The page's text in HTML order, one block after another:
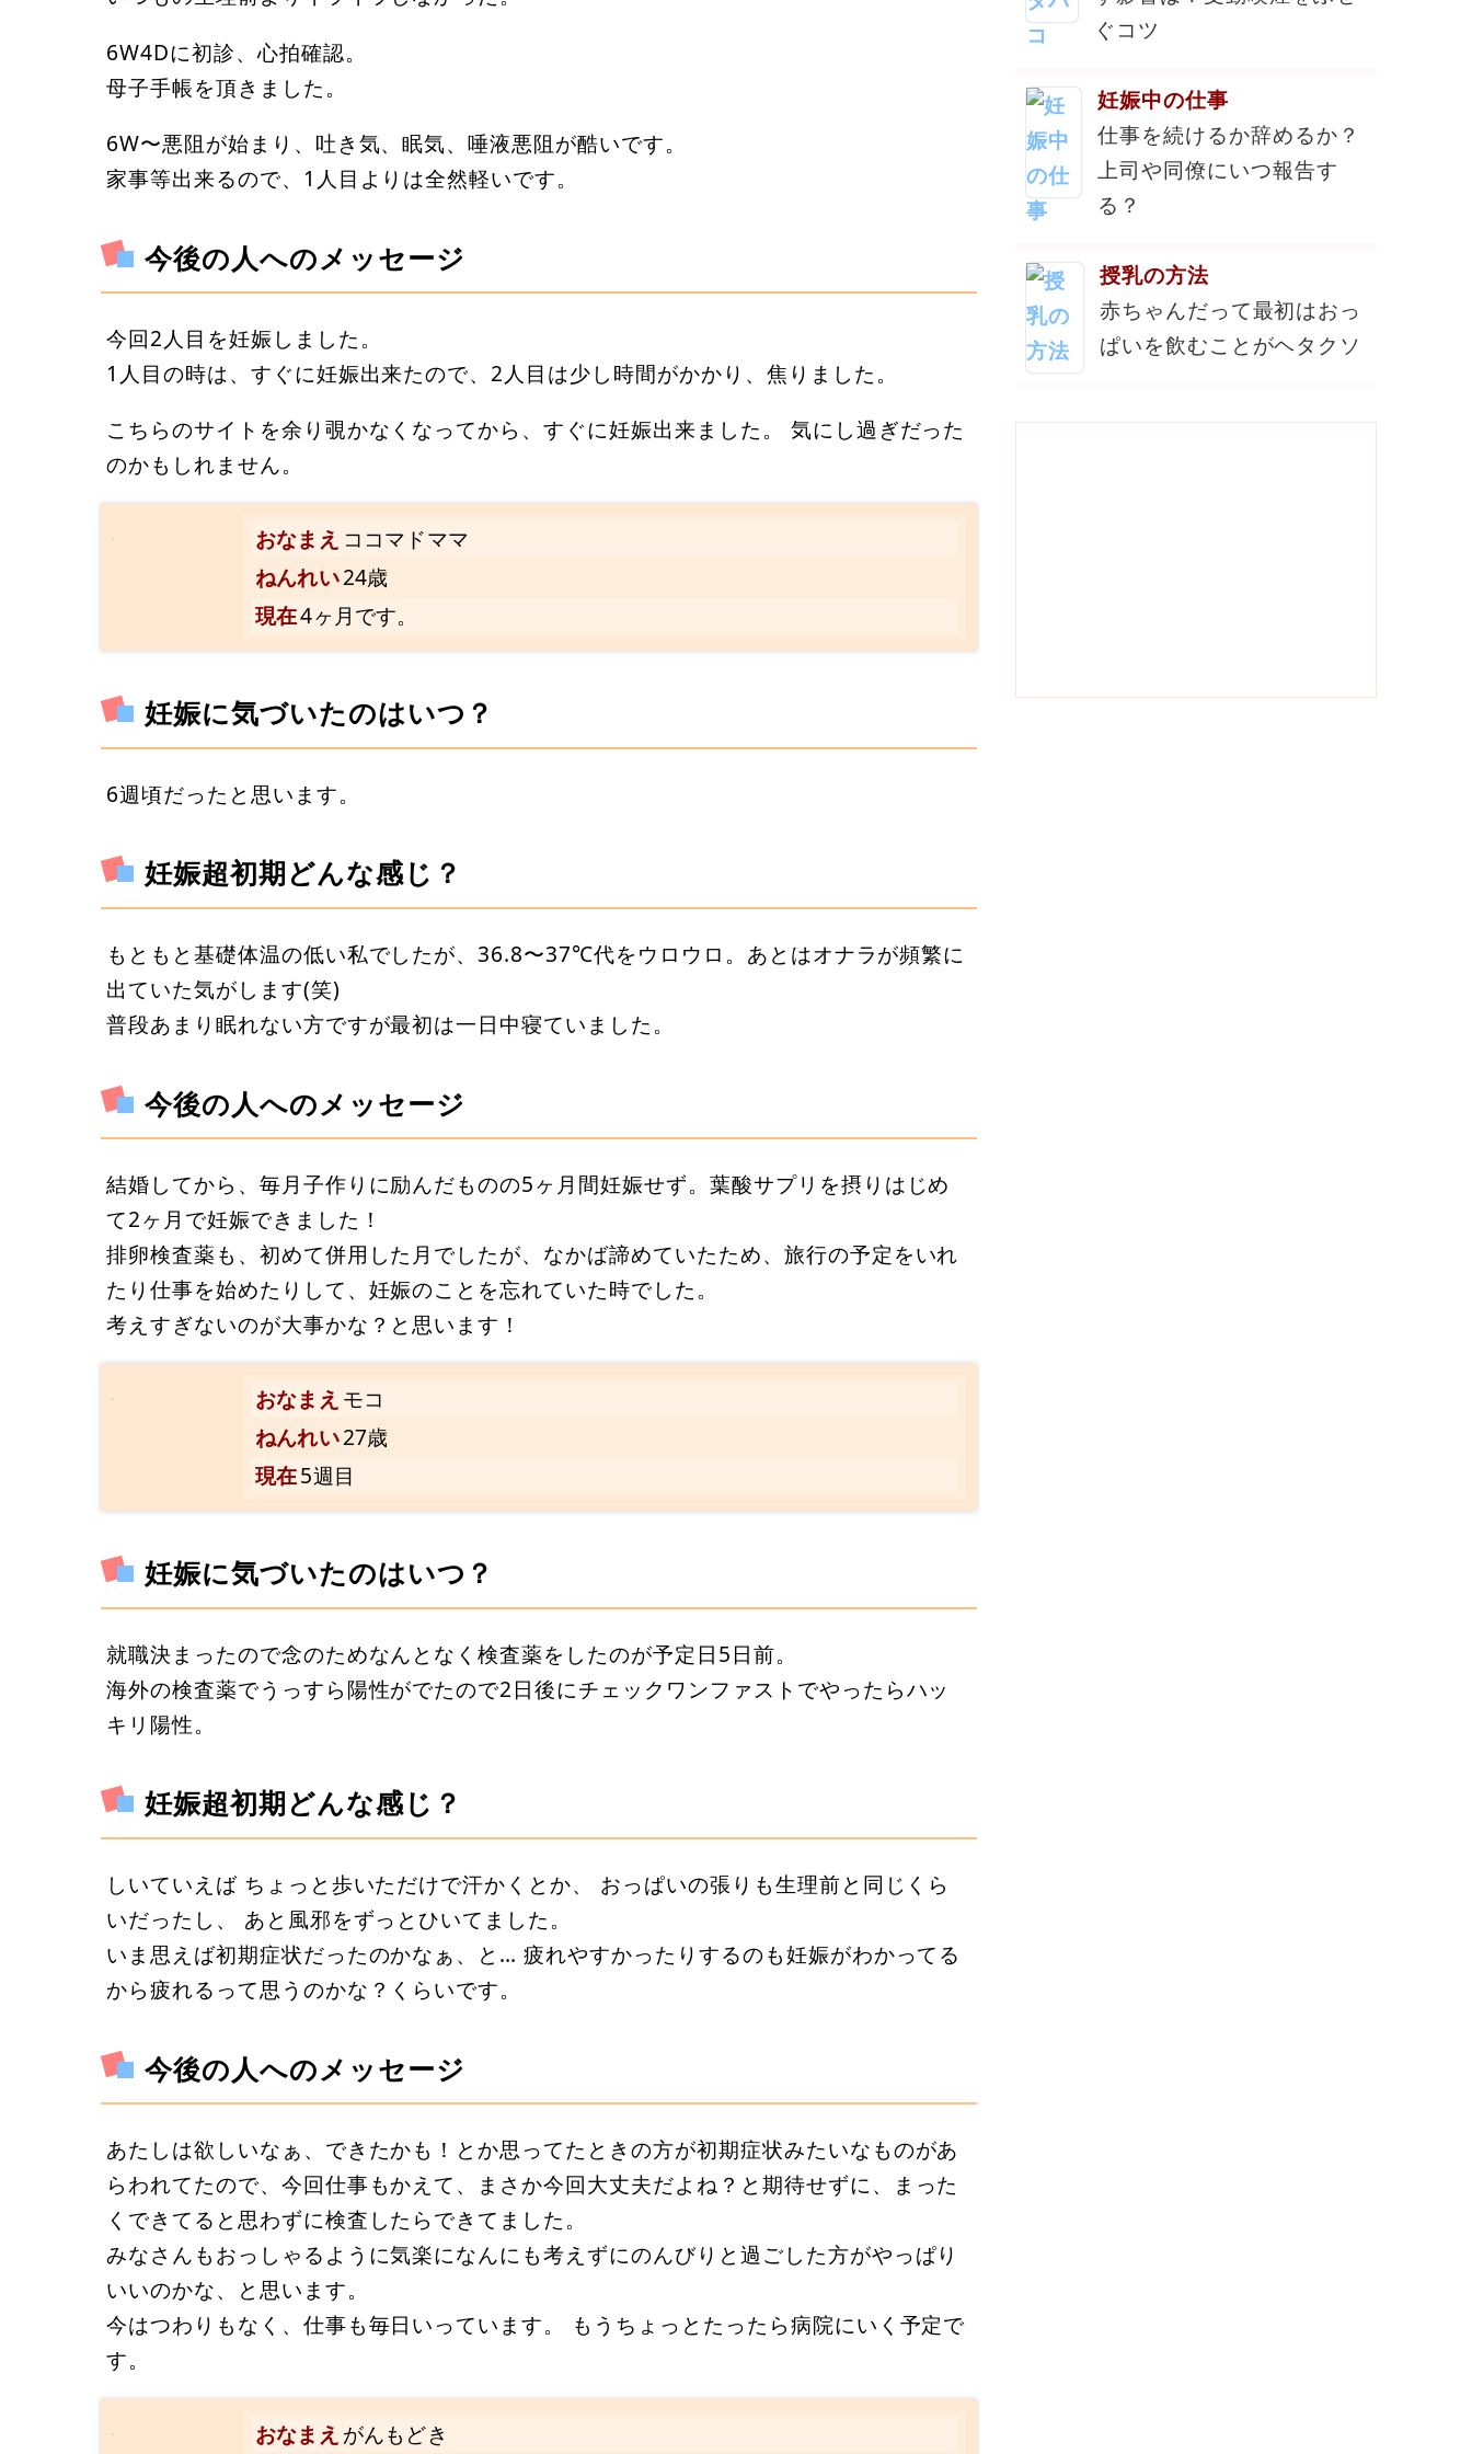
6W4Dに初診、心拍確認。
母子手帳を頂きました。
6W〜悪阻が始まり、吐き気、眠気、唾液悪阻が酷いです。
家事等出来るので、1人目よりは全然軽いです。
今後の人へのメッセージ
今回2人目を妊娠しました。
1人目の時は、すぐに妊娠出来たので、2人目は少し時間がかかり、焦りました。
こちらのサイトを余り覗かなくなってから、すぐに妊娠出来ました。 気にし過ぎだった
のかもしれません。
おなまえ ココマドママ
ねんれい24歳
現在4ヶ月です。
妊娠に気づいたのはいつ？
6週頃だったと思います。
妊娠超初期どんな感じ？
もともと基礎体温の低い私でしたが、36.8〜37℃代をウロウロ。あとはオナラが頻繁に
出ていた気がします(笑)
普段あまり眠れない方ですが最初は一日中寝ていました。
今後の人へのメッセージ
結婚してから、毎月子作りに励んだものの5ヶ月間妊娠せず。葉酸サプリを摂りはじめ
て2ヶ月で妊娠できました！
排卵検査薬も、初めて併用した月でしたが、なかば諦めていたため、旅行の予定をいれ
たり仕事を始めたりして、妊娠のことを忘れていた時でした。
考えすぎないのが大事かな？と思います！
おなまえ モコ
ねんれい27歳
現在5週目
妊娠に気づいたのはいつ？
就職決まったので念のためなんとなく検査薬をしたのが予定日5日前。
海外の検査薬でうっすら陽性がでたので2日後にチェックワンファストでやったらハッ
キリ陽性。
妊娠超初期どんな感じ？
しいていえば ちょっと歩いただけで汗かくとか、 おっぱいの張りも生理前と同じくら
いだったし、 あと風邪をずっとひいてました。
いま思えば初期症状だったのかなぁ、と… 疲れやすかったりするのも妊娠がわかってる
から疲れるって思うのかな？くらいです。
今後の人へのメッセージ
あたしは欲しいなぁ、できたかも！とか思ってたときの方が初期症状みたいなものがあ
らわれてたので、今回仕事もかえて、まさか今回大丈夫だよね？と期待せずに、まった
くできてると思わずに検査したらできてました。
みなさんもおっしゃるように気楽になんにも考えずにのんびりと過ごした方がやっぱり
いいのかな、と思います。
今はつわりもなく、仕事も毎日いっています。 もうちょっとたったら病院にいく予定で
す。
おなまえ がんもどき
ぐコツ
妊娠中の仕事
仕事を続けるか辞めるか？
上司や同僚にいつ報告す
る？
授乳の方法
赤ちゃんだって最初はおっ
ぱいを飲むことがヘタクソ